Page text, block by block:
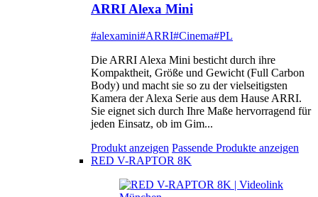
ARRI Alexa Mini
#alexamini#ARRI#Cinema#PL
Die ARRI Alexa Mini besticht durch ihre
Kompaktheit, Größe und Gewicht (Full Carbon
Body) und macht sie so zu der vielseitigsten
Kamera der Alexa Serie aus dem Hause ARRI.
Sie eignet sich durch Ihre Maße hervorragend für
jeden Einsatz, ob im Gim...
Produkt anzeigen Passende Produkte anzeigen
RED V-RAPTOR 8K